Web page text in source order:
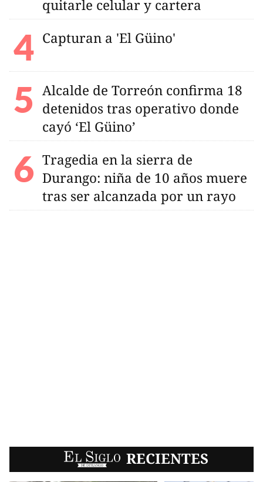
quitarle celular y cartera
Capturan a 'El Güino'
Alcalde de Torreón confirma 18
detenidos tras operativo donde
cayó ‘El Güino’
Tragedia en la sierra de
Durango: niña de 10 años muere
tras ser alcanzada por un rayo
EL SIGLO RECIENTES